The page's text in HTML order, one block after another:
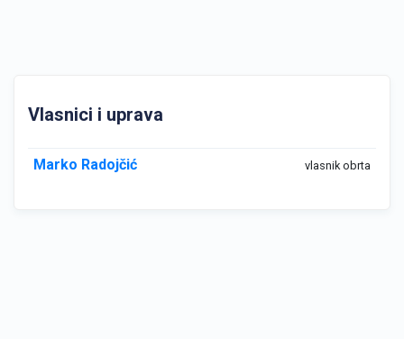
Vlasnici i uprava
Marko Radojčić vlasnik obrta